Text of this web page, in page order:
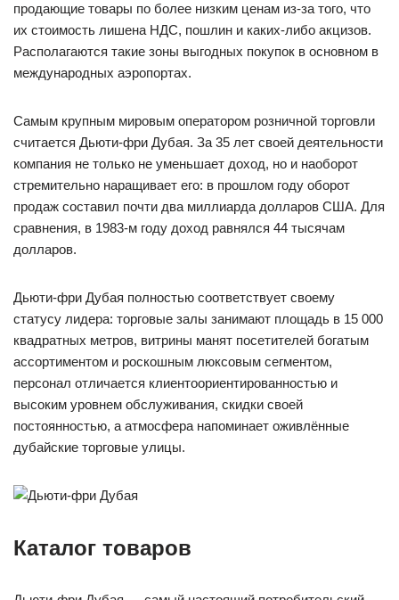
продающие товары по более низким ценам из-за того, что
их стоимость лишена НДС, пошлин и каких-либо акцизов.
Располагаются такие зоны выгодных покупок в основном в
международных аэропортах.
Самым крупным мировым оператором розничной торговли
считается Дьюти-фри Дубая. За 35 лет своей деятельности
компания не только не уменьшает доход, но и наоборот
стремительно наращивает его: в прошлом году оборот
продаж составил почти два миллиарда долларов США. Для
сравнения, в 1983-м году доход равнялся 44 тысячам
долларов.
Дьюти-фри Дубая полностью соответствует своему
статусу лидера: торговые залы занимают площадь в 15 000
квадратных метров, витрины манят посетителей богатым
ассортиментом и роскошным люксовым сегментом,
персонал отличается клиентоориентированностью и
высоким уровнем обслуживания, скидки своей
постоянностью, а атмосфера напоминает оживлённые
дубайские торговые улицы.
Каталог товаров